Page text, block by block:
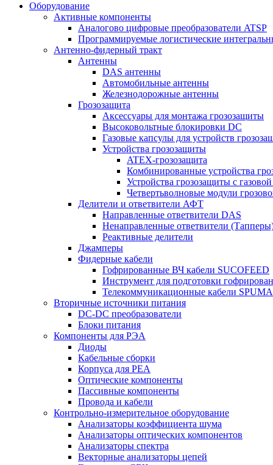
Оборудование
Активные компоненты
Аналогово цифровые преобразователи ATSP
Программируемые логистические
Антенно-фидерный тракт
Антенны
DAS антенны
Автомобильные антенны
Железнодорожные антенны
Грозозащита
Аксессуары для монтажа грозозащиты
Высоковольтные блокировки DC
Газовые капсулы для устройств
Устройства грозозащиты
ATEX-грозозащита
Комбинированные устройства
Устройства грозозащиты с
Четвертьволновые модули
Делители и ответвители АФТ
Направленные ответвители DAS
Ненаправленные ответвители
Реактивные делители
Джамперы
Фидерные кабели
Гофрированные ВЧ кабели SUCOFEED
Инструмент для подготовки
Телекоммуникационные кабели SPUMA
Вторичные источники питания
DC-DC преобразователи
Блоки питания
Компоненты для РЭА
Диоды
Кабельные сборки
Корпуса для РЕА
Оптические компоненты
Пассивные компоненты
Провода и кабели
Контрольно-измерительное оборудование
Анализаторы коэффициента шума
Анализаторы оптических компонентов
Анализаторы спектра
Векторные анализаторы цепей